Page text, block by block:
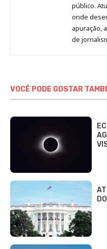
público.
onde
apuração,
de
VOCÊ PODE GOSTAR